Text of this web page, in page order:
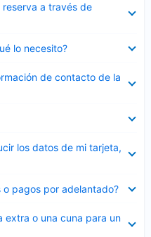
a través de
lo necesito?
de contacto de la
los datos de mi tarjeta,
o pagos por adelantado?
extra o una cuna para un